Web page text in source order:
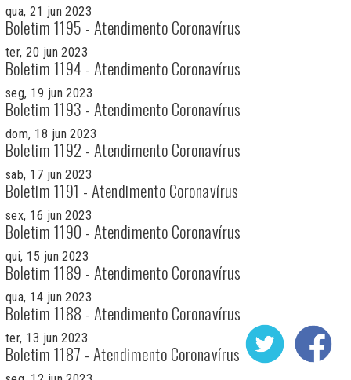
qua, 21 jun 2023
Boletim 1195 - Atendimento Coronavírus
ter, 20 jun 2023
Boletim 1194 - Atendimento Coronavírus
seg, 19 jun 2023
Boletim 1193 - Atendimento Coronavírus
dom, 18 jun 2023
Boletim 1192 - Atendimento Coronavírus
sab, 17 jun 2023
Boletim 1191 - Atendimento Coronavírus
sex, 16 jun 2023
Boletim 1190 - Atendimento Coronavírus
qui, 15 jun 2023
Boletim 1189 - Atendimento Coronavírus
qua, 14 jun 2023
Boletim 1188 - Atendimento Coronavírus
ter, 13 jun 2023
Boletim 1187 - Atendimento Coronavírus